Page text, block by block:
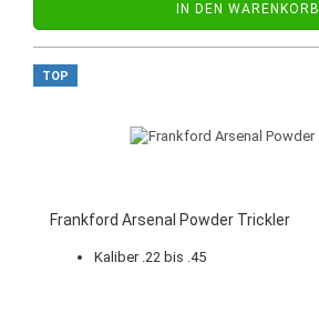
IN DEN WARENKORB
TOP
Frankford Arsenal Powder Trickler
Kaliber .22 bis .45